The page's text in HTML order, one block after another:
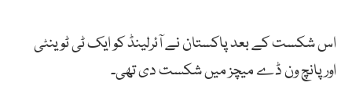
اس شکست کے بعد پاکستان نے آئرلینڈ کو ایک ٹی ٹوینٹی
اورپانچ ون ڈے میچز میں شکست دی تھی۔